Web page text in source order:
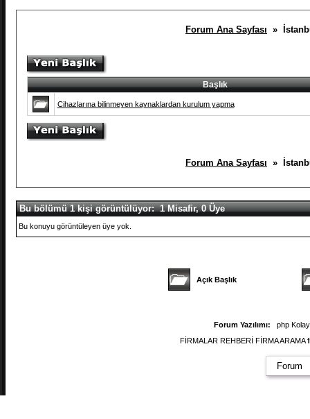
Forum Ana Sayfası »
Başlık
Cihazlarına bilinmeyen kaynaklardan kurulum yapma
Forum Ana Sayfası »
Bu bölümü 1 kişi görüntülüyor: 1 Misafir, 0 Üye
Bu konuyu görüntüleyen üye yok.
Açık Başlık
Forum Yazılımı:
php
FİRMALAR REHBERİ FİRMA
Forum